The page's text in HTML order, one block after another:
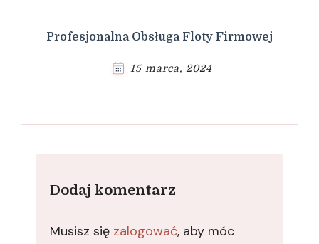
Profesjonalna Obsługa Floty Firmowej
15 marca, 2024
Dodaj komentarz
Musisz się zalogować, aby móc